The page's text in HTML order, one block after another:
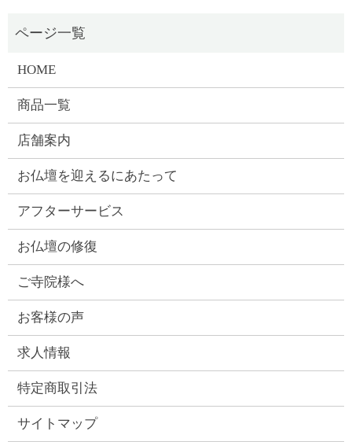
HOME
商品一覧
店舗案内
お仏壇を迎えるにあたって
アフターサービス
お仏壇の修復
ご寺院様へ
お客様の声
求人情報
特定商取引法
サイトマップ